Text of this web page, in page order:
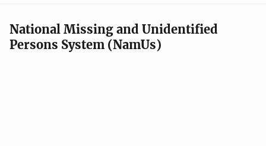
National Missing and Unidentified
Persons System (NamUs)